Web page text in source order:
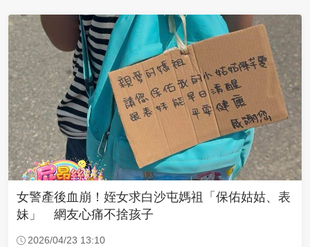
女警產後血崩！姪女求白沙屯媽祖「保佑姑姑、表
妹」 網友心痛不捨孩子
2026/04/23 13:10